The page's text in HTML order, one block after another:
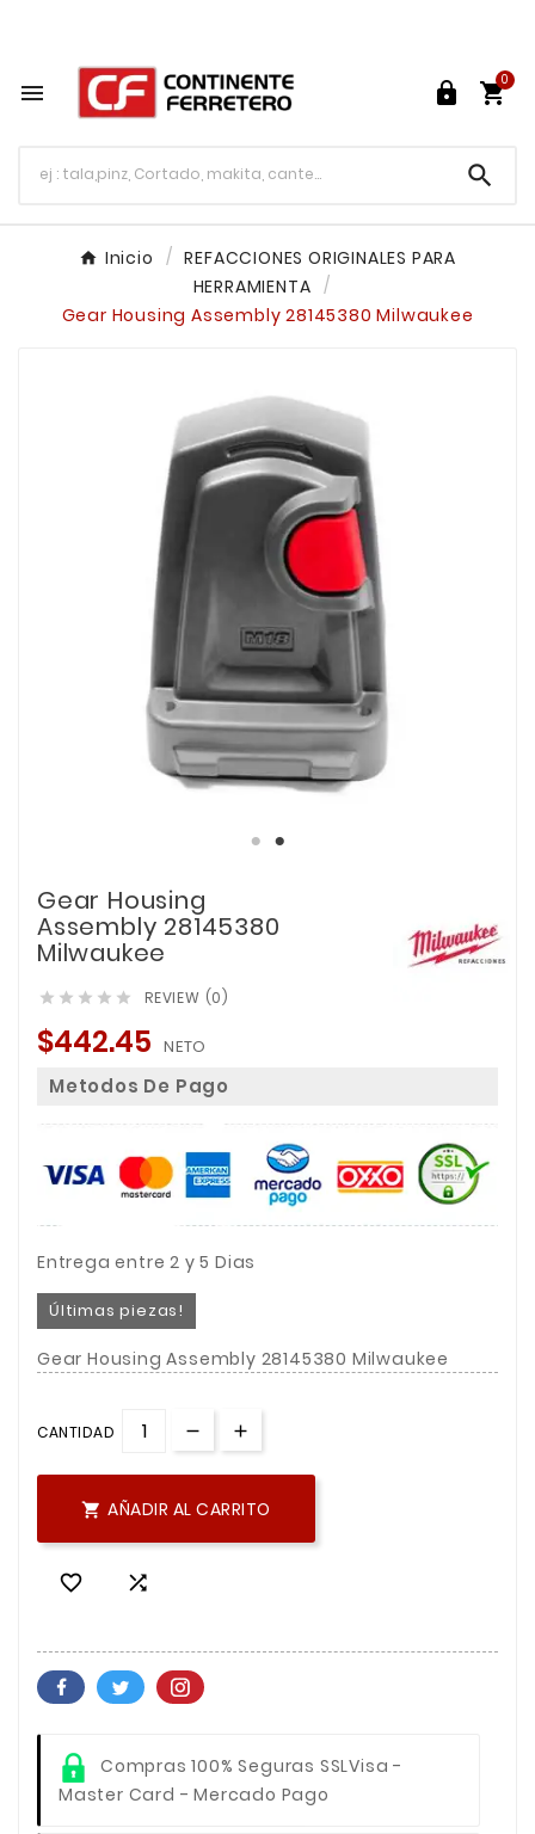
  
0

Inicio
REFACCIONES ORIGINALES PARA
HERRAMIENTA
Gear Housing Assembly 28145380 Milwaukee
Gear Housing
Assembly 28145380
Milwaukee
     REVIEW (0)
$442.45 NETO
Metodos De Pago
Entrega entre 2 y 5 Dias
Últimas piezas!
Gear Housing Assembly 28145380 Milwaukee
CANTIDAD
 AÑADIR AL CARRITO
 
Compras 100% Seguras SSLVisa -
Master Card - Mercado Pago